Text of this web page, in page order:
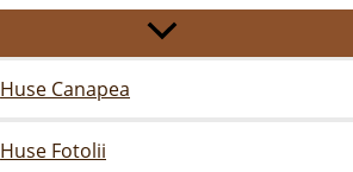
Huse Canapea
Huse Fotolii